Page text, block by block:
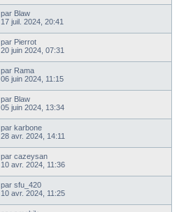
par Blaw
17 juil. 2024, 20:41
par Pierrot
20 juin 2024, 07:31
par Rama
06 juin 2024, 11:15
par Blaw
05 juin 2024, 13:34
par karbone
28 avr. 2024, 14:11
par cazeysan
10 avr. 2024, 11:36
par sfu_420
10 avr. 2024, 11:25